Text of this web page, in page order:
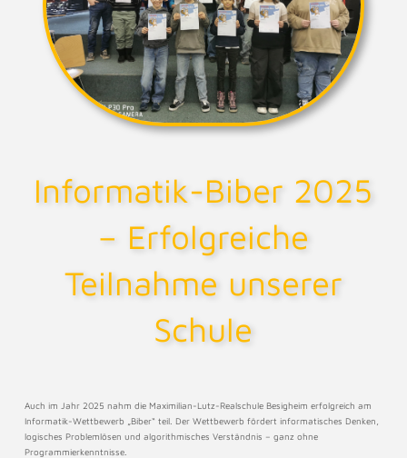
Informatik-Biber 2025
– Erfolgreiche
Teilnahme unserer
Schule
Auch im Jahr 2025 nahm die Maximilian-Lutz-Realschule Besigheim erfolgreich am
Informatik-Wettbewerb „Biber“ teil. Der Wettbewerb fördert informatisches Denken,
logisches Problemlösen und algorithmisches Verständnis – ganz ohne
Programmierkenntnisse.